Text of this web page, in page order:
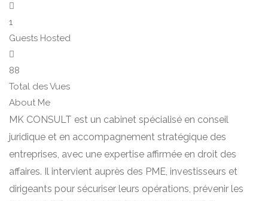
1
Guests Hosted
88
Total des Vues
About Me
MK CONSULT est un cabinet spécialisé en conseil
juridique et en accompagnement stratégique des
entreprises, avec une expertise affirmée en droit des
affaires. Il intervient auprès des PME, investisseurs et
dirigeants pour sécuriser leurs opérations, prévenir les